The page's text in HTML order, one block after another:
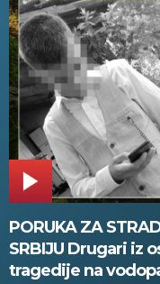
PORUKA ZA
SRBIJU Drugari iz
tragedije na